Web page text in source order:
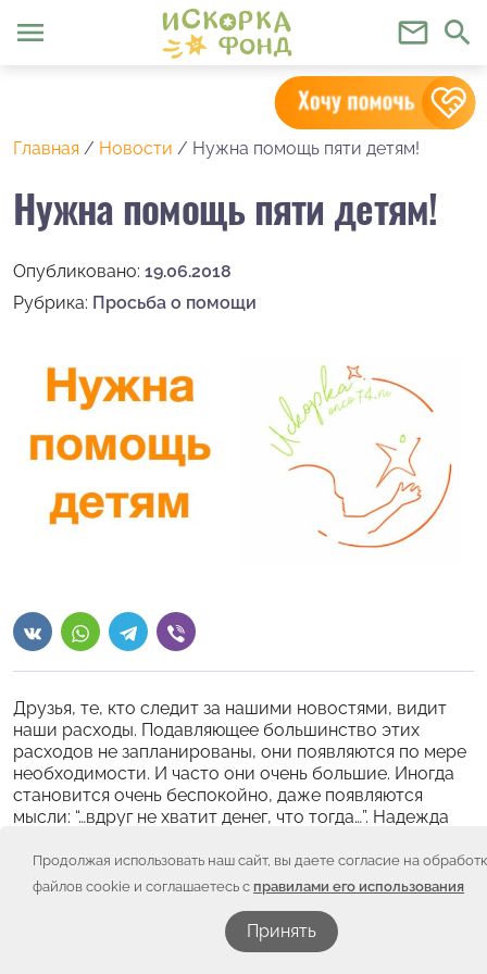
Продолжая использовать наш сайт, вы даете согласие на
файлов cookie и соглашаетесь с правилами его использования
Принять
menu mail_outline search
Главная / Новости / Нужна помощь пяти детям!
Нужна помощь пяти детям!
Опубликовано: 19.06.2018
Рубрика: Просьба о помощи
Друзья, те, кто следит за нашими новостями, видит
наши расходы. Подавляющее большинство этих
расходов не запланированы, они появляются по мере
необходимости. И часто они очень большие. Иногда
становится очень беспокойно, даже появляются
мысли: “…вдруг не хватит денег, что тогда…”. Надежда
Подпишитесь, пожалуйста на автоплатёж в
Сбербанконлайн на любую сумму, которая будет вам
удобна и необременительна. Да, любая сумма,
которая кажется маленькой, но поступает стабильно,